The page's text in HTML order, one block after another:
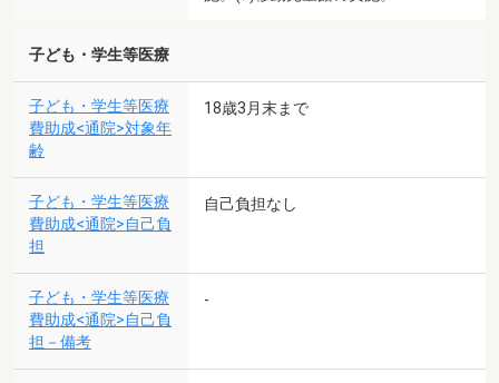
子ども・学生等医療
子ども・学生等医療
費助成<通院>対象年
齢
18歳3月末まで
子ども・学生等医療
費助成<通院>自己負
担
自己負担なし
子ども・学生等医療
費助成<通院>自己負
担－備考
-